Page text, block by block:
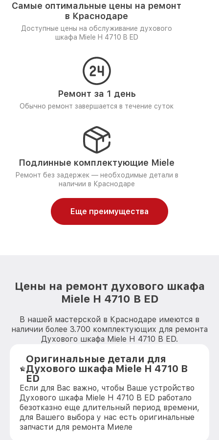
Самые оптимальные цены на ремонт
в Краснодаре
Доступные цены на обслуживание духового
шкафа Miele H 4710 B ED
Ремонт за 1 день
Обычно ремонт завершается в течение суток
Подлинные комплектующие Miele
Ремонт без задержек — необходимые детали в
наличии в Краснодаре
Еще преимущества
Цены на ремонт духового шкафа
Miele H 4710 B ED
В нашей мастерской в Краснодаре имеются в
наличии более 3.700 комплектующих для ремонта
Духового шкафа Miele H 4710 B ED.
Оригинальные детали для
Духового шкафа Miele H 4710 B
ED
Если для Вас важно, чтобы Ваше устройство
Духового шкафа Miele H 4710 B ED работало
безотказно еще длительный период времени,
для Вашего выбора у нас есть оригинальные
запчасти для ремонта Миеле